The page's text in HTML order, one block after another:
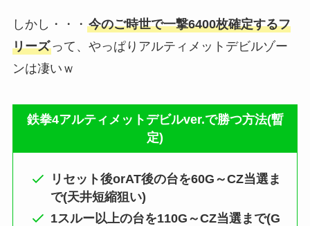
しかし・・・ 今のご時世で一撃6400枚確定するフ
リーズって、やっぱりアルティメットデビルゾー
ンは凄いｗ
鉄拳4アルティメットデビルver.で勝つ方法(暫
定)
リセット後orAT後の台を60G～CZ当選ま
で(天井短縮狙い)
1スルー以上の台を110G～CZ当選まで(G